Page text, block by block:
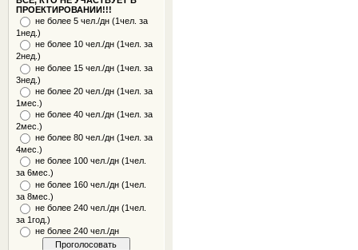
ПРОЕКТИРОВАНИИ!!!
не более 5 чел./дн (1чел. за
1нед.)
не более 10 чел./дн (1чел. за
2нед.)
не более 15 чел./дн (1чел. за
3нед.)
не более 20 чел./дн (1чел. за
1мес.)
не более 40 чел./дн (1чел. за
2мес.)
не более 80 чел./дн (1чел. за
4мес.)
не более 100 чел./дн (1чел.
за 6мес.)
не более 160 чел./дн (1чел.
за 8мес.)
не более 240 чел./дн (1чел.
за 1год.)
не более 240 чел./дн